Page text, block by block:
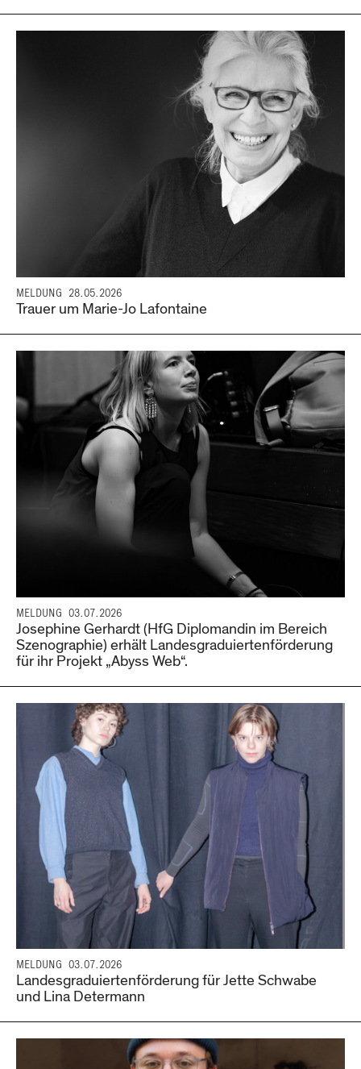
MELDUNG 28.05.2026
Trauer um Marie-Jo Lafontaine
MELDUNG 03.07.2026
Josephine Gerhardt (HfG Diplomandin im Bereich
Szenographie) erhält Landesgraduiertenförderung
für ihr Projekt „Abyss Web“.
MELDUNG 03.07.2026
Landesgraduiertenförderung für Jette Schwabe
und Lina Determann